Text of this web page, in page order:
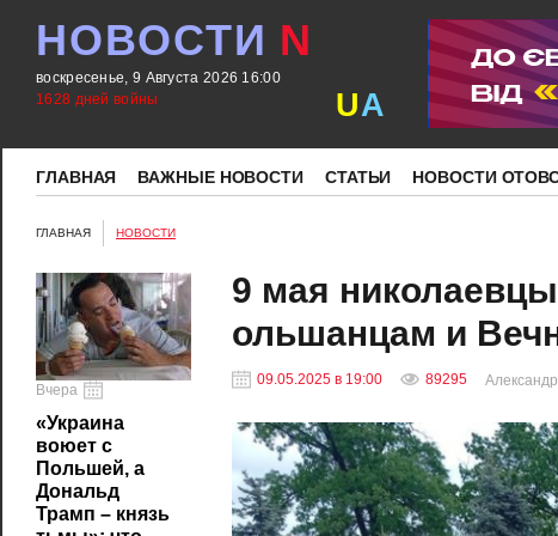
НОВОСТИ N
воскресенье, 9 Августа 2026 16:00
1628 дней войны
UA
ГЛАВНАЯ ВАЖНЫЕ НОВОСТИ СТАТЬИ НОВОСТИ
ГЛАВНАЯ НОВОСТИ
Вчера
«Украина
воюет с
Польшей, а
Дональд
Трамп – князь
9 мая
ольшанцам и
09.05.2025 в 19:00 89295